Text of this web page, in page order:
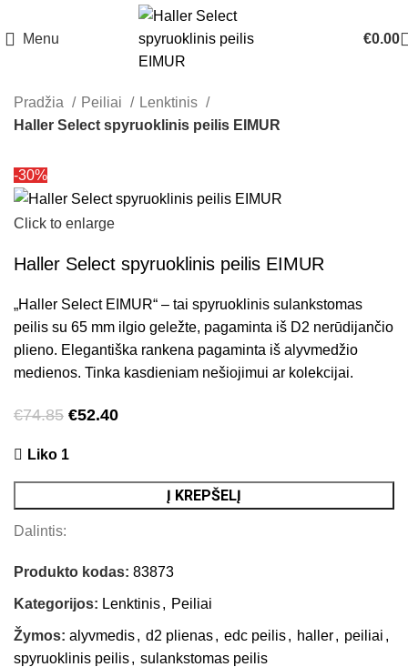
Menu €0.00
Pradžia Peiliai
Lenktinis
Haller Select spyruoklinis peilis EIMUR
-30%
Click to enlarge
Haller Select spyruoklinis peilis EIMUR
„Haller Select EIMUR“ – tai spyruoklinis sulankstomas
peilis su 65 mm ilgio geležte, pagaminta iš D2 nerūdijančio
plieno. Elegantiška rankena pagaminta iš alyvmedžio
medienos. Tinka kasdieniam nešiojimui ar kolekcijai.
€74.85 €52.40
Liko 1
Į KREPŠELĮ
Dalintis:
Produkto kodas:83873
Kategorijos: Lenktinis, Peiliai
Žymos: alyvmedis, d2 plienas, edc peilis, haller, peiliai ,
spyruoklinis peilis, sulankstomas peilis